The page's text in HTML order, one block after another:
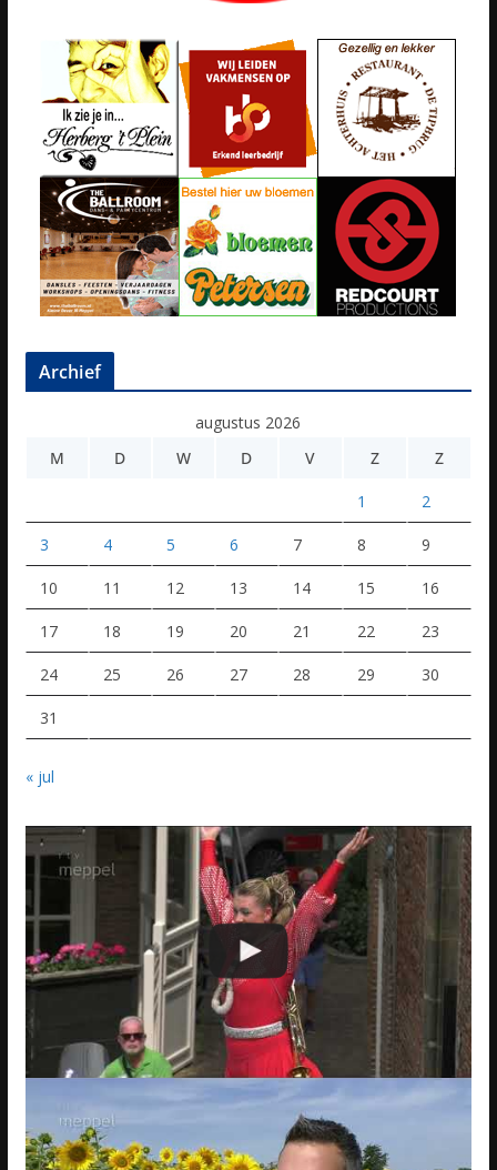
Archief
augustus 2026
M
D W D V Z Z
1 2
3 4 5 6 7 8 9
10 11 12 13 14 15 16
17 18 19 20 21 22 23
24 25 26 27 28 29 30
31
« jul